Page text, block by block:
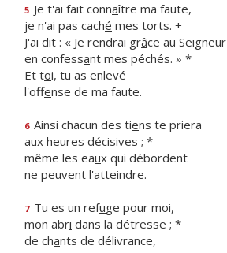
5 Je t'ai fait connaître ma faute,
je n'ai pas caché mes torts. +
J'ai dit : « Je rendrai grâce au Seigneur
en confessant mes péchés. » *
Et toi, tu as enlevé
l'offense de ma faute.
6 Ainsi chacun des tiens te priera
aux heures décisives ; *
même les eaux qui débordent
ne peuvent l'atteindre.
7 Tu es un refuge pour moi,
mon abri dans la détresse ; *
de chants de délivrance,